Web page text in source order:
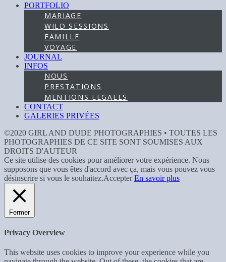
PORTFOLIO
MARIAGE
WILD SESSIONS
FAMILLE
VOYAGE
JOURNAL
INFOS
NOUS
PRESTATIONS
MENTIONS LEGALES
CONTACT
GALERIES PRIVÉES
©2020 GIRL AND DUDE PHOTOGRAPHIES • TOUTES LES
PHOTOGRAPHIES DE CE SITE SONT SOUMISES AUX
DROITS D'AUTEUR
Ce site utilise des cookies pour améliorer votre expérience. Nous
supposons que vous êtes d'accord avec ça, mais vous pouvez vous
désinscrire si vous le souhaitez.Accepter En savoir plus
Fermer
Privacy Overview
This website uses cookies to improve your experience while you